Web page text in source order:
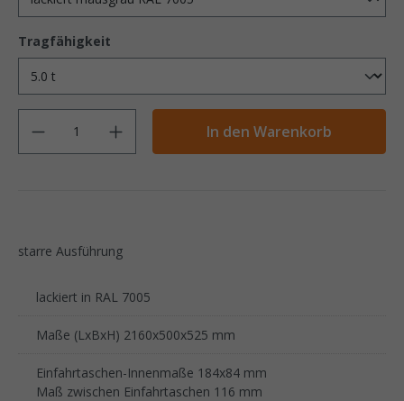
Tragfähigkeit
Anzahl
In den Warenkorb
starre Ausführung
lackiert in RAL 7005
Maße (LxBxH) 2160x500x525 mm
Einfahrtaschen-Innenmaße 184x84 mm
Maß zwischen Einfahrtaschen 116 mm